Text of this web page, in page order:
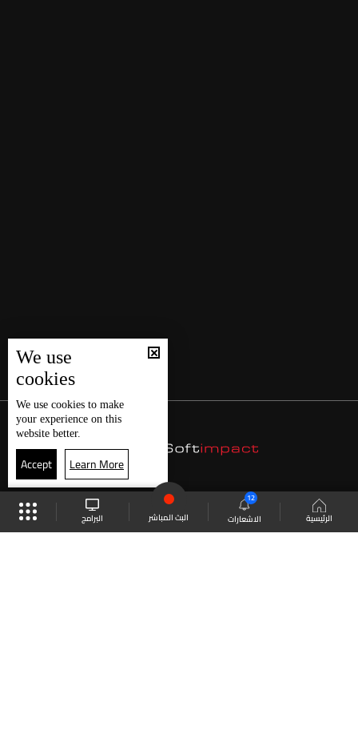
الرئيسية الاشعارات
12
البث المباشر البرامج
We use
cookies
We use cookies to make
your experience on this
website better.
Accept Learn More
موقع البرامج الجدول البث المباشر